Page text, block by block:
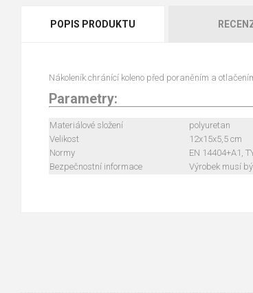
POPIS PRODUKTU
Nákoleník chránící koleno před poraněním a
Parametry:
Materiálové složení
polyuretan
Velikost
12x15x5,5 cm
Normy
EN 14404+A1,
Bezpečnostní informace
Výrobek musí